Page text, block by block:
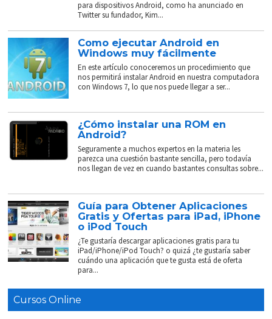
para dispositivos Android, como ha anunciado en
Twitter su fundador, Kim...
Como ejecutar Android en
Windows muy fácilmente
En este artículo conoceremos un procedimiento que
nos permitirá instalar Android en nuestra computadora
con Windows 7, lo que nos puede llegar a ser...
¿Cómo instalar una ROM en
Android?
Seguramente a muchos expertos en la materia les
parezca una cuestión bastante sencilla, pero todavía
nos llegan de vez en cuando bastantes consultas sobre...
Guía para Obtener Aplicaciones
Gratis y Ofertas para iPad, iPhone
o iPod Touch
¿Te gustaría descargar aplicaciones gratis para tu
iPad/iPhone/iPod Touch? o quizá ¿te gustaría saber
cuándo una aplicación que te gusta está de oferta
para...
Cursos Online